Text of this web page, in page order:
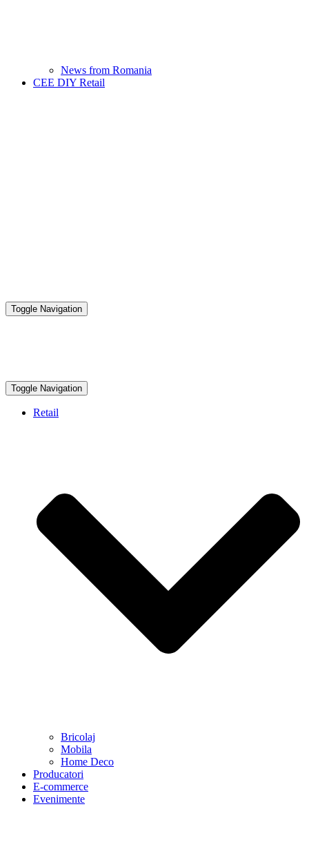
News from Romania
CEE DIY Retail
Toggle Navigation
Toggle Navigation
Retail
Bricolaj
Mobila
Home Deco
Producatori
E-commerce
Evenimente